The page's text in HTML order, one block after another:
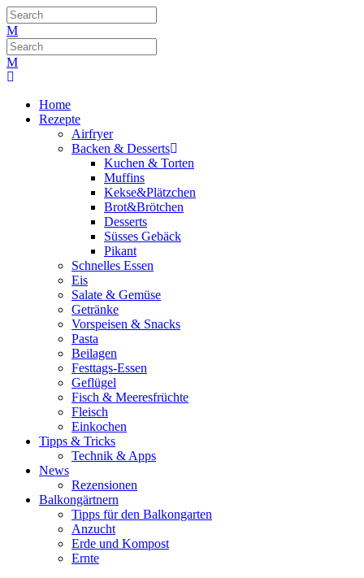
Home
Rezepte
Airfryer
Backen & Desserts
Kuchen & Torten
Muffins
Kekse&Plätzchen
Brot&Brötchen
Desserts
Süsses Gebäck
Pikant
Schnelles Essen
Eis
Salate & Gemüse
Getränke
Vorspeisen & Snacks
Pasta
Beilagen
Festtags-Essen
Geflügel
Fisch & Meeresfrüchte
Fleisch
Einkochen
Tipps & Tricks
Technik & Apps
News
Rezensionen
Balkongärtnern
Tipps für den Balkongarten
Anzucht
Erde und Kompost
Ernte